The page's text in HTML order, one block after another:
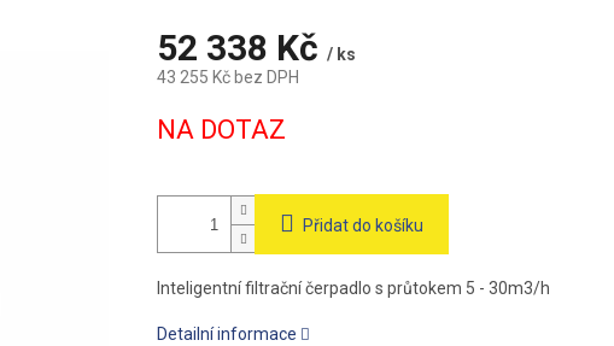
52 338 Kč / ks
43 255 Kč bez DPH
cena:
NA DOTAZ
Přidat do košíku
Inteligentní filtrační čerpadlo s průtokem 5 - 30m3/h
Detailní informace